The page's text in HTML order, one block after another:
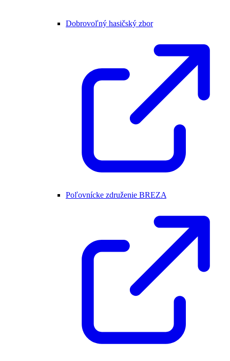
Dobrovoľný hasičský zbor
Poľovnícke združenie BREZA